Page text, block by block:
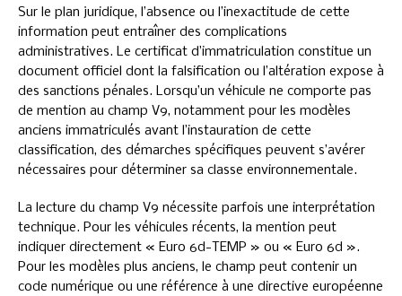
Sur le plan juridique, l’absence ou l’inexactitude de cette
information peut entraîner des complications
administratives. Le certificat d’immatriculation constitue un
document officiel dont la falsification ou l’altération expose à
des sanctions pénales. Lorsqu’un véhicule ne comporte pas
de mention au champ V9, notamment pour les modèles
anciens immatriculés avant l’instauration de cette
classification, des démarches spécifiques peuvent s’avérer
nécessaires pour déterminer sa classe environnementale.
La lecture du champ V9 nécessite parfois une interprétation
technique. Pour les véhicules récents, la mention peut
indiquer directement « Euro 6d-TEMP » ou « Euro 6d ».
Pour les modèles plus anciens, le champ peut contenir un
code numérique ou une référence à une directive européenne